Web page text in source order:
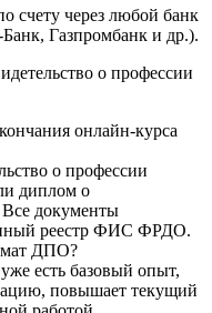
счету через любой банк
Газпромбанк и др.).
о профессии
онлайн-курса
о профессии
диплом о
Все документы
реестр ФИС ФРДО.
ДПО?
есть базовый опыт,
повышает текущий